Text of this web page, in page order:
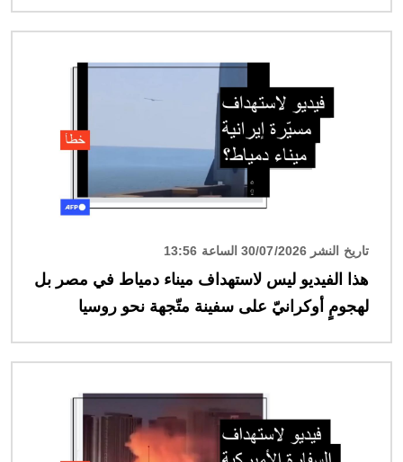
تاريخ النشر 30/07/2026 الساعة 13:56
هذا الفيديو ليس لاستهداف ميناء دمياط في مصر بل
لهجومٍ أوكرانيّ على سفينة متّجهة نحو روسيا